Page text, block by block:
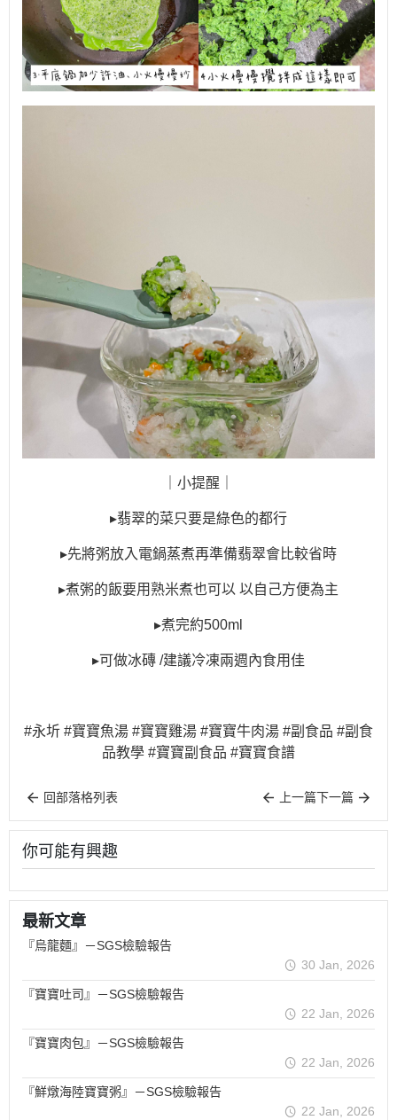
｜小提醒｜
▸翡翠的菜只要是綠色的都行
▸先將粥放入電鍋蒸煮再準備翡翠會比較省時
▸煮粥的飯要用熟米煮也可以 以自己方便為主
▸煮完約500ml
▸可做冰磚 /建議冷凍兩週內食用佳
#永圻 #寶寶魚湯 #寶寶雞湯 #寶寶牛肉湯 #副食品 #副食
品教學 #寶寶副食品 #寶寶食譜
回部落格列表 上一篇下一篇
你可能有興趣
最新文章
『烏龍麵』－SGS檢驗報告
30 Jan, 2026
『寶寶吐司』－SGS檢驗報告
22 Jan, 2026
『寶寶肉包』－SGS檢驗報告
22 Jan, 2026
『鮮燉海陸寶寶粥』－SGS檢驗報告
22 Jan, 2026